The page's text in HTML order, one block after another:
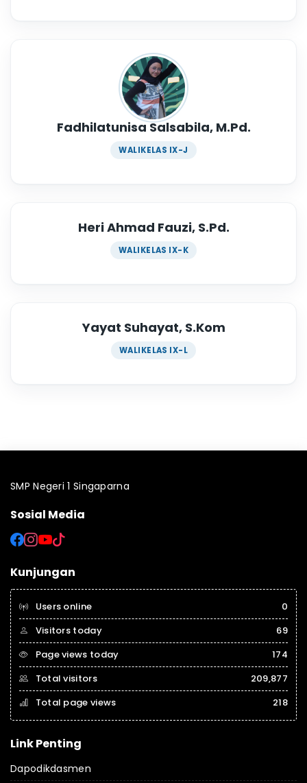
Fadhilatunisa Salsabila, M.Pd.
WALIKELAS IX-J
Heri Ahmad Fauzi, S.Pd.
WALIKELAS IX-K
Yayat Suhayat, S.Kom
WALIKELAS IX-L
SMP Negeri 1 Singaparna
Sosial Media
Kunjungan
Users online
0
Visitors today
69
Page views today
174
Total visitors
209,877
Total page views
218
Link Penting
Dapodikdasmen